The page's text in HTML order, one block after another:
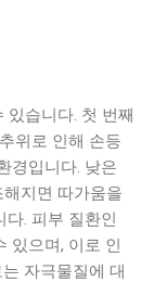
있습니다. 첫 번째
위로 인해 손등
경입니다. 낮은
지면 따가움을
다. 피부 질환인
있으며, 이로 인
자극물질에 대